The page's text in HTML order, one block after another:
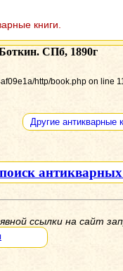
книги.
СПб, 1890г
http/book.php on line
Другие антикварные
поиск
ссылки на сайт